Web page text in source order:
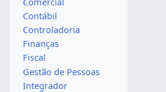
Contábil
Controladoria
Finanças
Fiscal
Gestão de Pessoas
Integrador